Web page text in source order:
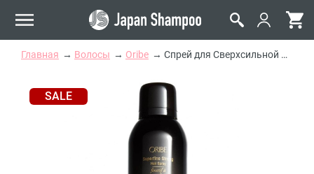
Главная Волосы Oribe Спрей для Сверхсильной Фиксации Лак-Невесомость ORIBE Superfine Strong Hair Spray
SALE